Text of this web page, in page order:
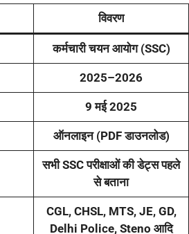
विवरण
कर्मचारी चयन आयोग (SSC)
2025–2026
9 मई 2025
ऑनलाइन (PDF डाउनलोड)
सभी SSC परीक्षाओं की डेट्स पहले
से बताना
CGL, CHSL, MTS, JE, GD,
Delhi Police, Steno आदि